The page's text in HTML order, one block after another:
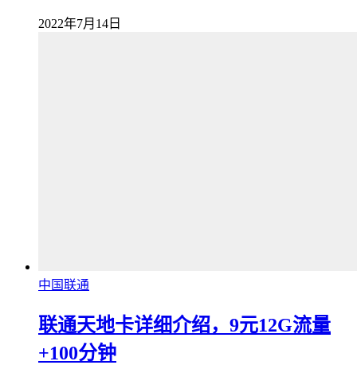
2022年7月14日
中国联通
联通天地卡详细介绍，9元12G流量
+100分钟